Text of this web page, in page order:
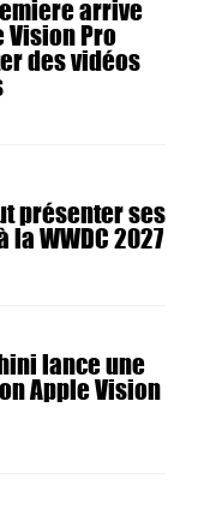
arrive
Vision Pro
des vidéos
présenter ses
WWDC 2027
lance une
Apple Vision